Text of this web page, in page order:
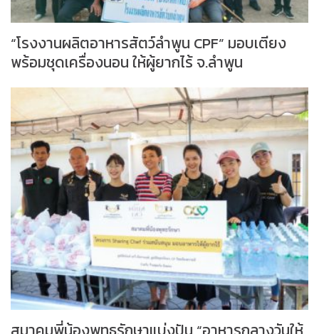
“โรงงานผลิตอาหารสัตว์ลำพูน CPF” มอบเตียง
พร้อมชุดเครื่องนอน ให้ผู้ยากไร้ จ.ลำพูน